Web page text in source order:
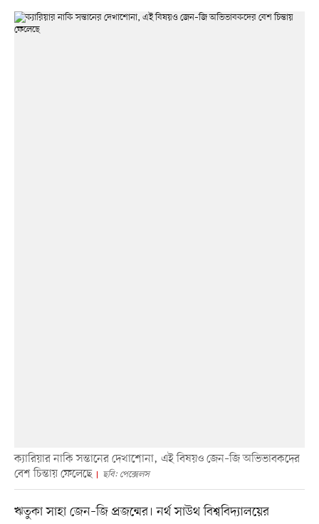
ক্যারিয়ার নাকি সন্তানের দেখাশোনা, এই বিষয়ও জেন–জি অভিভাবকদের
বেশ চিন্তায় ফেলেছে
ছবি: পেক্সেলস
ঋতুকা সাহা জেন–জি প্রজন্মের। নর্থ সাউথ বিশ্ববিদ্যালয়ের